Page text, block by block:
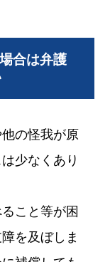
合は弁護
の怪我が原
少なくあり
こと等が困
を及ぼしま